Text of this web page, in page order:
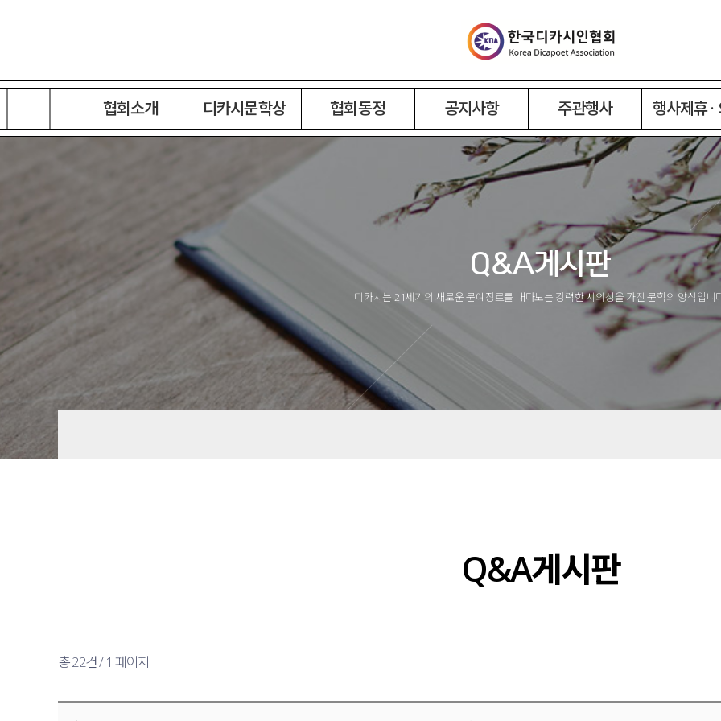
협회소개 디카시문학상 협회동정 공지사항 주관행사 행사제휴 ·
Q&A게시판
디카시는 21세기의 새로운 문예장르를 내다보는 강력한 시의성을 가진 문학의 양식입니
Q&A게시판
총 22건 / 1 페이지